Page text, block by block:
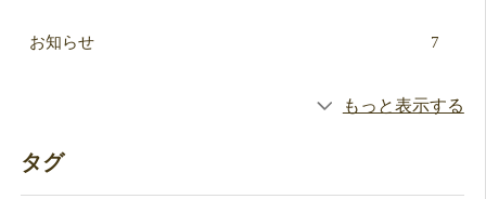
お知らせ 7
もっと表示する
タグ